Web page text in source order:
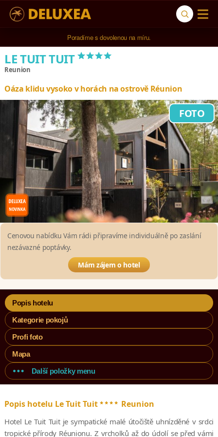
Poradíme s dovolenou na míru.
LE TUIT TUIT****
Reunion
Oáza klidu vysoko v horách na ostrově Réunion
FOTO
Cenovou nabídku Vám rádi připravíme individuálně po zaslání
nezávazné poptávky.
Mám zájem o hotel
Popis hotelu
Kategorie pokojů
Profi foto
Mapa
Další položky menu
Popis hotelu Le Tuit Tuit**** Reunion
Hotel Le Tuit Tuit je sympatické malé útočiště uhnízděné v srdci
tropické přírody Réunionu. Z vrcholků až do údolí se před vámi